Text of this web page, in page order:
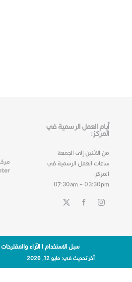
أيام العمل الرسمية في
المركز:
من الاثنين إلى الجمعة
ساعات العمل الرسمية في
المركز:
07:30am – 03:30pm
سبل الاستخدام |الآراء والمقترحات
آخر تحديث في: مايو 12, 2026